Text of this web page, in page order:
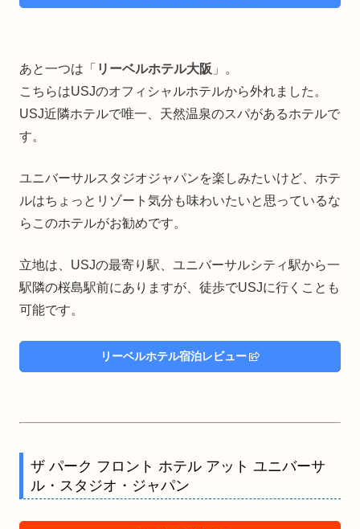
あと一つは「 リーベルホテル大阪 」。
こちらはUSJのオフィシャルホテルから外れました。
USJ近隣ホテルで唯一、天然温泉のスパがあるホテルで
す。
ユニバーサルスタジオジャパンを楽しみたいけど、ホテ
ルはちょっとリゾート気分も味わいたいと思っているな
らこのホテルがお勧めです。
立地は、USJの最寄り駅、ユニバーサルシティ駅から一
駅隣の桜島駅前にありますが、徒歩でUSJに行くことも
可能です。
リーベルホテル宿泊レビュー
ザ パーク フロント ホテル アット ユニバーサ
ル・スタジオ・ジャパン